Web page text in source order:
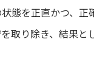
態を正直かつ、正
取り除き、結果